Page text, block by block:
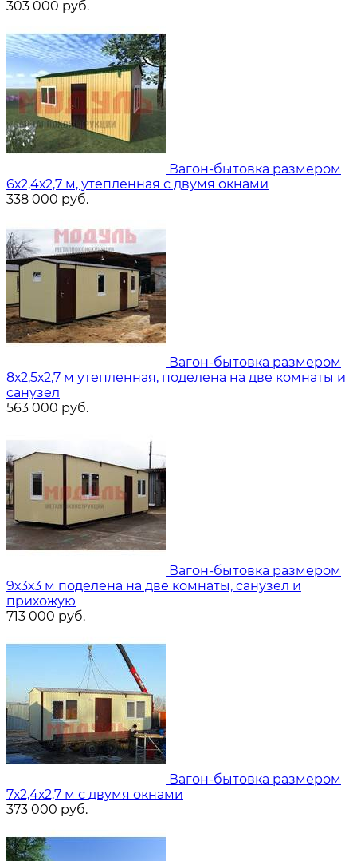
303 000 руб.
Вагон-бытовка размером
6х2,4х2,7 м, утепленная с двумя окнами
338 000 руб.
Вагон-бытовка размером
8х2,5х2,7 м утепленная, поделена на две комнаты и
санузел
563 000 руб.
Вагон-бытовка размером
9х3х3 м поделена на две комнаты, санузел и
прихожую
713 000 руб.
Вагон-бытовка размером
7х2,4х2,7 м с двумя окнами
373 000 руб.